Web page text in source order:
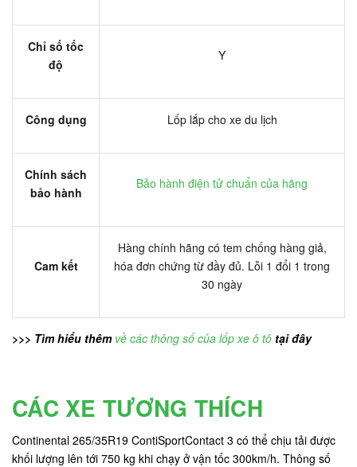
Chỉ số tốc
độ
Y
Công dụng Lốp lắp cho xe du lịch
Chính sách
bảo hành
Bảo hành điện tử chuẩn của hãng
Cam kết
Hàng chính hãng có tem chống hàng giả,
hóa đơn chứng từ đầy đủ. Lỗi 1 đổi 1 trong
30 ngày
>>> Tìm hiểu thêm về các thông số của lốp xe ô tô tại đây
CÁC XE TƯƠNG THÍCH
Continental 265/35R19 ContiSportContact 3 có thể chịu tải được
khối lượng lên tới 750 kg khi chạy ở vận tốc 300km/h. Thông số